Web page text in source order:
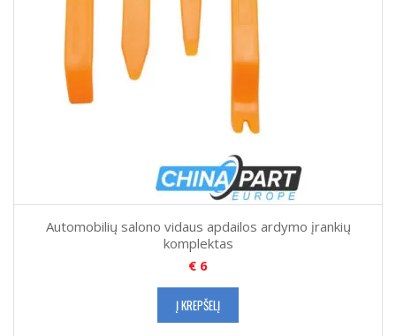
Automobilių salono vidaus apdailos ardymo įrankių
komplektas
€ 6
Į KREPŠELĮ